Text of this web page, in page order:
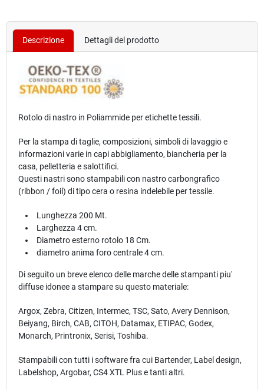
Descrizione Dettagli del prodotto
Rotolo di nastro in Poliammide per etichette tessili.
Per la stampa di taglie, composizioni, simboli di lavaggio e
informazioni varie in capi abbigliamento, biancheria per la
casa, pelletteria e salottifici.
Questi nastri sono stampabili con nastro carbongrafico
(ribbon / foil) di tipo cera o resina indelebile per tessile.
Lunghezza 200 Mt.
Larghezza 4 cm.
Diametro esterno rotolo 18 Cm.
diametro anima foro centrale 4 cm.
Di seguito un breve elenco delle marche delle stampanti piu'
diffuse idonee a stampare su questo materiale:
Argox, Zebra, Citizen, Intermec, TSC, Sato, Avery Dennison,
Beiyang, Birch, CAB, CITOH, Datamax, ETIPAC, Godex,
Monarch, Printronix, Serisi, Toshiba.
Stampabili con tutti i software fra cui Bartender, Label design,
Labelshop, Argobar, CS4 XTL Plus e tanti altri.